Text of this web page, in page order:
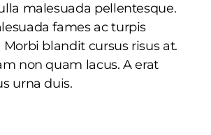
malesuada pellentesque.
fames ac turpis
Morbi blandit cursus risus at.
non quam lacus. A erat
urna duis.